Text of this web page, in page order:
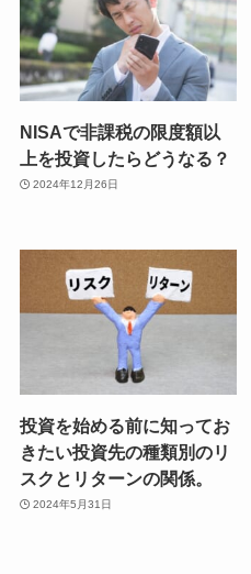
NISAで非課税の限度額以
上を投資したらどうなる？
2024年12月26日
投資を始める前に知ってお
きたい投資先の種類別のリ
スクとリターンの関係。
2024年5月31日